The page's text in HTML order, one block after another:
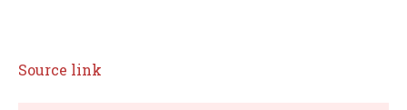
Source link